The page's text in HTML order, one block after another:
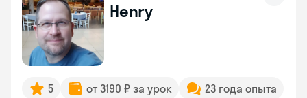
Henry
5 от 3190 ₽ за урок
23 года опыта